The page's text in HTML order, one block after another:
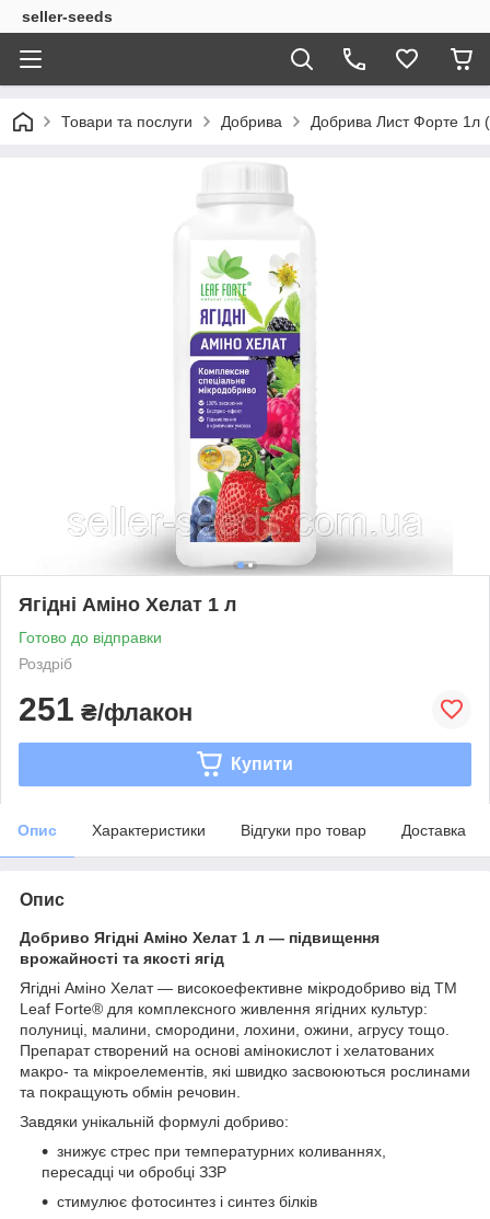
seller-seeds
Товари та послуги Добрива Добрива Лист Форте 1л
Ягідні Аміно Хелат 1 л
Готово до відправки
Роздріб
251 ₴/флакон
Купити
Опис Характеристики Відгуки про товар Доставка
Опис
Добриво Ягідні Аміно Хелат 1 л — підвищення
врожайності та якості ягід
Ягідні Аміно Хелат — високоефективне мікродобриво від ТМ
Leaf Forte® для комплексного живлення ягідних культур:
полуниці, малини, смородини, лохини, ожини, агрусу тощо.
Препарат створений на основі амінокислот і хелатованих
макро- та мікроелементів, які швидко засвоюються рослинами
та покращують обмін речовин.
Завдяки унікальній формулі добриво:
знижує стрес при температурних коливаннях,
пересадці чи обробці ЗЗР
стимулює фотосинтез і синтез білків